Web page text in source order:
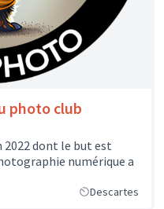
photo club
2022 dont le but est
numérique a
Descartes